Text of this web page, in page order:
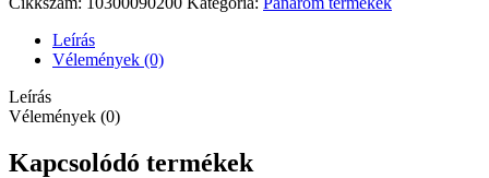
(200
mennyiség
Leírás
Vélemények (0)
Leírás
Vélemények (0)
Kapcsolódó termékek